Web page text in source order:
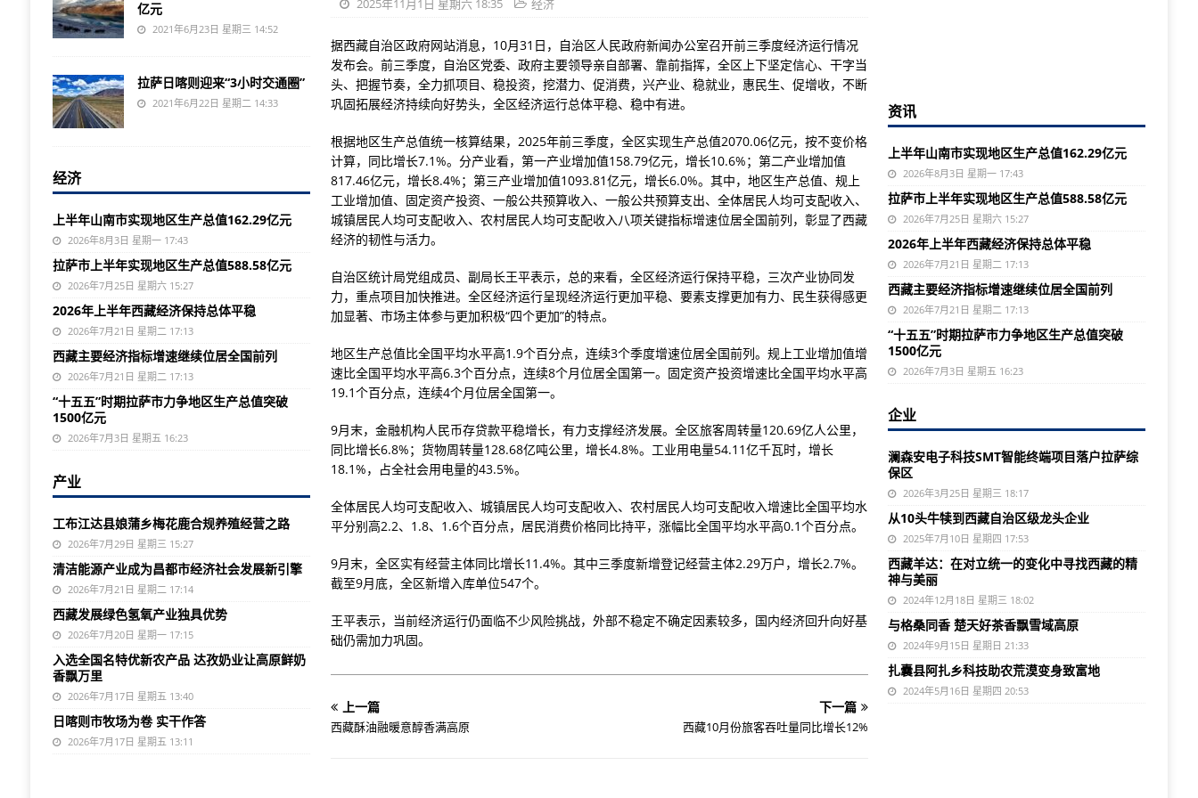
2025年11月1日 星期六 18:35 经济
据西藏自治区政府网站消息，10月31日，自治区人民政府新闻办公室召开前三季度经济运行情况
发布会。前三季度，自治区党委、政府主要领导亲自部署、靠前指挥，全区上下坚定信心、干字当
头、把握节奏，全力抓项目、稳投资，挖潜力、促消费，兴产业、稳就业，惠民生、促增收，不断
巩固拓展经济持续向好势头，全区经济运行总体平稳、稳中有进。
根据地区生产总值统一核算结果，2025年前三季度，全区实现生产总值2070.06亿元，按不变价格
计算，同比增长7.1%。分产业看，第一产业增加值158.79亿元，增长10.6%；第二产业增加值
817.46亿元，增长8.4%；第三产业增加值1093.81亿元，增长6.0%。其中，地区生产总值、规上
工业增加值、固定资产投资、一般公共预算收入、一般公共预算支出、全体居民人均可支配收入、
城镇居民人均可支配收入、农村居民人均可支配收入八项关键指标增速位居全国前列，彰显了西藏
经济的韧性与活力。
自治区统计局党组成员、副局长王平表示，总的来看，全区经济运行保持平稳，三次产业协同发
力，重点项目加快推进。全区经济运行呈现经济运行更加平稳、要素支撑更加有力、民生获得感更
加显著、市场主体参与更加积极“四个更加”的特点。
地区生产总值比全国平均水平高1.9个百分点，连续3个季度增速位居全国前列。规上工业增加值增
速比全国平均水平高6.3个百分点，连续8个月位居全国第一。固定资产投资增速比全国平均水平高
19.1个百分点，连续4个月位居全国第一。
9月末，金融机构人民币存贷款平稳增长，有力支撑经济发展。全区旅客周转量120.69亿人公里，
同比增长6.8%；货物周转量128.68亿吨公里，增长4.8%。工业用电量54.11亿千瓦时，增长
18.1%，占全社会用电量的43.5%。
全体居民人均可支配收入、城镇居民人均可支配收入、农村居民人均可支配收入增速比全国平均水
平分别高2.2、1.8、1.6个百分点，居民消费价格同比持平，涨幅比全国平均水平高0.1个百分点。
9月末，全区实有经营主体同比增长11.4%。其中三季度新增登记经营主体2.29万户，增长2.7%。
截至9月底，全区新增入库单位547个。
王平表示，当前经济运行仍面临不少风险挑战，外部不稳定不确定因素较多，国内经济回升向好基
础仍需加力巩固。
上一篇
西藏酥油融暖意醇香满高原
下一篇
西藏10月份旅客吞吐量同比增长12%
亿元
2021年6月23日 星期三 14:52
拉萨日喀则迎来“3小时交通圈”
2021年6月22日 星期二 14:33
经济
上半年山南市实现地区生产总值162.29亿元
2026年8月3日 星期一 17:43
拉萨市上半年实现地区生产总值588.58亿元
2026年7月25日 星期六 15:27
2026年上半年西藏经济保持总体平稳
2026年7月21日 星期二 17:13
西藏主要经济指标增速继续位居全国前列
2026年7月21日 星期二 17:13
“十五五”时期拉萨市力争地区生产总值突破
1500亿元
2026年7月3日 星期五 16:23
产业
工布江达县娘蒲乡梅花鹿合规养殖经营之路
2026年7月29日 星期三 15:27
清洁能源产业成为昌都市经济社会发展新引擎
2026年7月21日 星期二 17:14
西藏发展绿色氢氧产业独具优势
2026年7月20日 星期一 17:15
入选全国名特优新农产品 达孜奶业让高原鲜奶
香飘万里
2026年7月17日 星期五 13:40
日喀则市牧场为卷 实干作答
2026年7月17日 星期五 13:11
资讯
上半年山南市实现地区生产总值162.29亿元
2026年8月3日 星期一 17:43
拉萨市上半年实现地区生产总值588.58亿元
2026年7月25日 星期六 15:27
2026年上半年西藏经济保持总体平稳
2026年7月21日 星期二 17:13
西藏主要经济指标增速继续位居全国前列
2026年7月21日 星期二 17:13
“十五五”时期拉萨市力争地区生产总值突破
1500亿元
2026年7月3日 星期五 16:23
企业
澜森安电子科技SMT智能终端项目落户拉萨综
保区
2026年3月25日 星期三 18:17
从10头牛犊到西藏自治区级龙头企业
2025年7月10日 星期四 17:53
西藏羊达：在对立统一的变化中寻找西藏的精
神与美丽
2024年12月18日 星期三 18:02
与格桑同香 楚天好茶香飘雪域高原
2024年9月15日 星期日 21:33
扎囊县阿扎乡科技助农荒漠变身致富地
2024年5月16日 星期四 20:53